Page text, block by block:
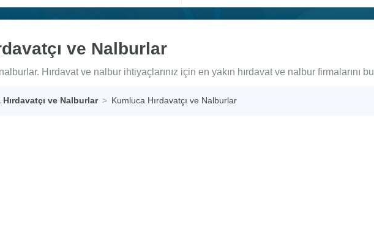
ve Nalburlar
Hırdavat ve nalbur ihtiyaçlarınız için en yakın hırdavat ve nalbur firmalarını
ve Nalburlar Kumluca Hırdavatçı ve Nalburlar